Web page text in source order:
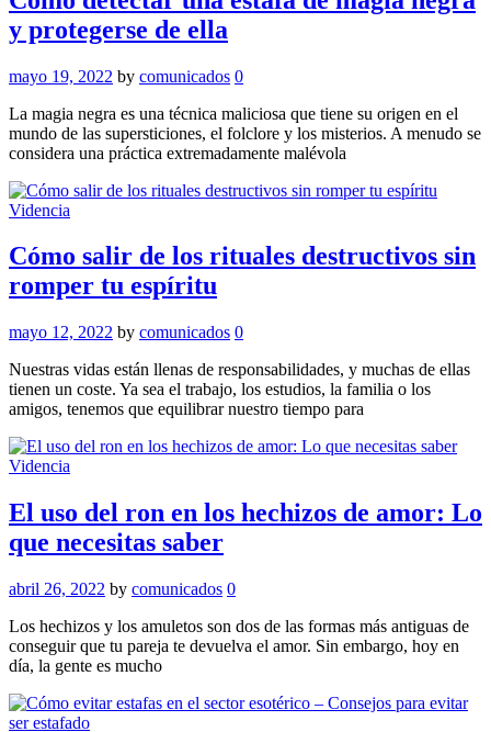
y protegerse de ella
mayo 19, 2022 by comunicados 0
La magia negra es una técnica maliciosa que tiene su origen en el
mundo de las supersticiones, el folclore y los misterios. A menudo se
considera una práctica extremadamente malévola
Videncia
Cómo salir de los rituales destructivos sin
romper tu espíritu
mayo 12, 2022 by comunicados 0
Nuestras vidas están llenas de responsabilidades, y muchas de ellas
tienen un coste. Ya sea el trabajo, los estudios, la familia o los
amigos, tenemos que equilibrar nuestro tiempo para
Videncia
El uso del ron en los hechizos de amor: Lo
que necesitas saber
abril 26, 2022 by comunicados 0
Los hechizos y los amuletos son dos de las formas más antiguas de
conseguir que tu pareja te devuelva el amor. Sin embargo, hoy en
día, la gente es mucho